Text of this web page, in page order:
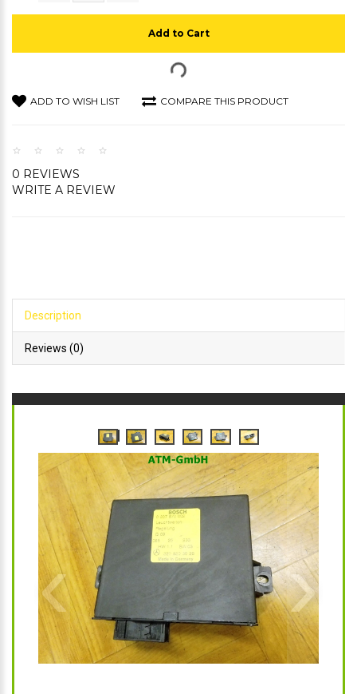
Add to Cart
ADD TO WISH LIST COMPARE THIS PRODUCT
0 REVIEWS
WRITE A REVIEW
Description
Reviews (0)
‹ ›